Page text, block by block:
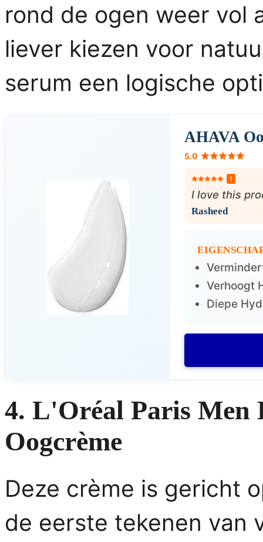
rond de ogen weer vol
liever kiezen voor
serum een logische
AHAVA
5.0
1
I love this
Rasheed
Verhoogt
Diepe
4. L'Oréal Paris Men
Oogcrème
Deze crème is gericht
de eerste tekenen van